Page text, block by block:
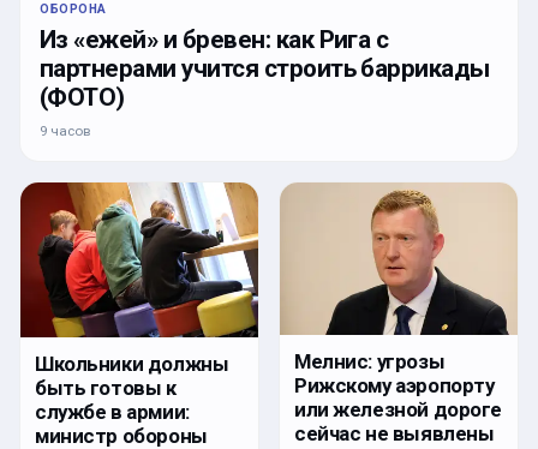
ОБОРОНА
Из «ежей» и бревен: как Рига с
партнерами учится строить баррикады
(ФОТО)
9 часов
Школьники должны
быть готовы к
службе в армии:
министр обороны
Мелнис: угрозы
Рижскому аэропорту
или железной дороге
сейчас не выявлены